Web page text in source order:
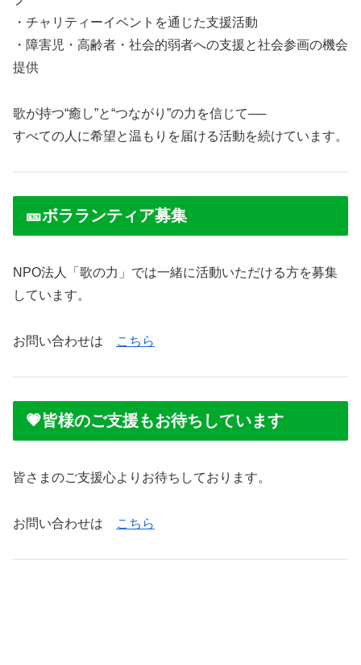
・チャリティーイベントを通じた支援活動
・障害児・高齢者・社会的弱者への支援と社会参画の機会
提供
歌が持つ“癒し”と“つながり”の力を信じて──
すべての人に希望と温もりを届ける活動を続けています。
🎫ボラランティア募集
NPO法人「歌の力」では一緒に活動いただける方を募集
しています。
お問い合わせは こちら
💗皆様のご支援もお待ちしています
皆さまのご支援心よりお待ちしております。
お問い合わせは こちら